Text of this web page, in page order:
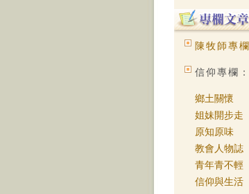
陳牧師專欄
信仰專欄：
鄉土關懷
姐妹開步走
原知原味
教會人物誌
青年青不輕
信仰與生活